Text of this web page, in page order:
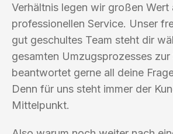
Verhältnis legen wir großen Wert
professionellen Service. Unser
gut geschultes Team steht dir
gesamten Umzugsprozesses zur
beantwortet gerne all deine
Denn für uns steht immer der
Mittelpunkt.